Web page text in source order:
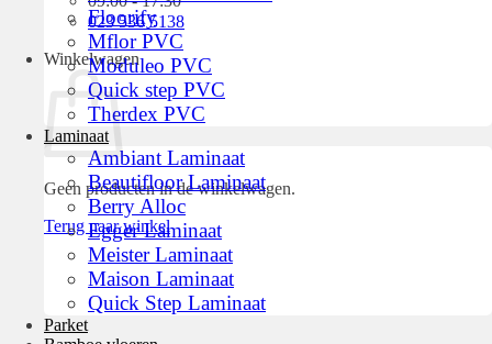
023 536 5138
Winkelwagen
Geen producten in de winkelwagen.
Terug naar winkel
Floorify
Mflor PVC
Moduleo PVC
Quick step PVC
Therdex PVC
Laminaat
Ambiant Laminaat
Beautifloor Laminaat
Berry Alloc
Egger Laminaat
Meister Laminaat
Maison Laminaat
Quick Step Laminaat
Parket